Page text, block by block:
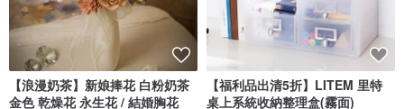
【浪漫奶茶】新娘捧花 白粉奶茶
金色 乾燥花 永生花 / 結婚胸花
【福利品出清5折】LITEM 里特
桌上系統收納整理盒(霧面)